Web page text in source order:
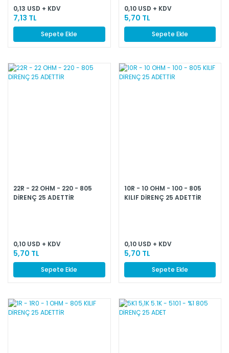
0,13 USD + KDV
7,13 TL
Sepete Ekle
0,10 USD + KDV
5,70 TL
Sepete Ekle
22R - 22 OHM - 220 - 805
DİRENÇ 25 ADETTİR
0,10 USD + KDV
5,70 TL
Sepete Ekle
10R - 10 OHM - 100 - 805
KILIF DİRENÇ 25 ADETTİR
0,10 USD + KDV
5,70 TL
Sepete Ekle